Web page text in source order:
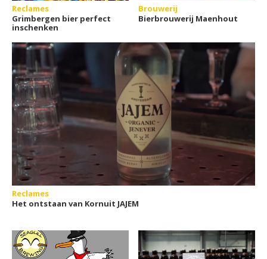
Reclames
Grimbergen bier perfect
inschenken
Brouwerij
Bierbrouwerij Maenhout
Reclames
Het ontstaan van Kornuit JAJEM